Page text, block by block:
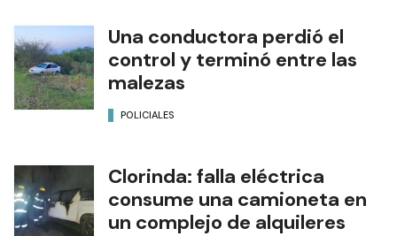
Una conductora perdió el
control y terminó entre las
malezas
POLICIALES
Clorinda: falla eléctrica
consume una camioneta en
un complejo de alquileres